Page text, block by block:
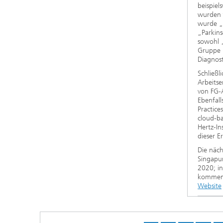
wurden
wurde
sowohl
Gruppe
von
cloud-
Hertz-
dieser
Die
2020;
Website